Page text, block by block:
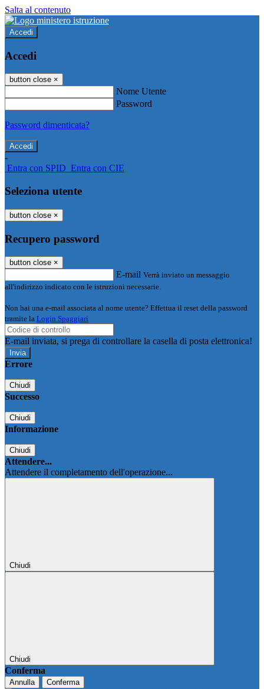
Salta al contenuto
Accedi
Accedi
button close ×
Nome Utente
Password
Password dimenticata?
-
Entra con SPID Entra con CIE
Seleziona utente
button close ×
Recupero password
button close ×
E-mail Verrà inviato un messaggio
all'indirizzo indicato con le istruzioni necessarie.
Non hai una e-mail associata al nome utente? Effettua il reset della password
tramite la Login Spaggiari
E-mail inviata, si prega di controllare la casella di posta elettronica!
Errore
Chiudi
Successo
Chiudi
Informazione
Chiudi
Attendere...
Attendere il completamento dell'operazione...
Chiudi
Chiudi
Conferma
Annulla Conferma